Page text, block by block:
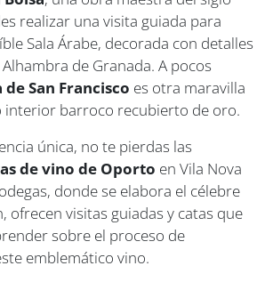
realizar una visita guiada para
Sala Árabe, decorada con detalles
de Granada. A pocos
de San Francisco es otra maravilla
interior barroco recubierto de oro.
única, no te pierdas las
de vino de Oporto en Vila Nova
donde se elabora el célebre
ofrecen visitas guiadas y catas que
sobre el proceso de
emblemático vino.